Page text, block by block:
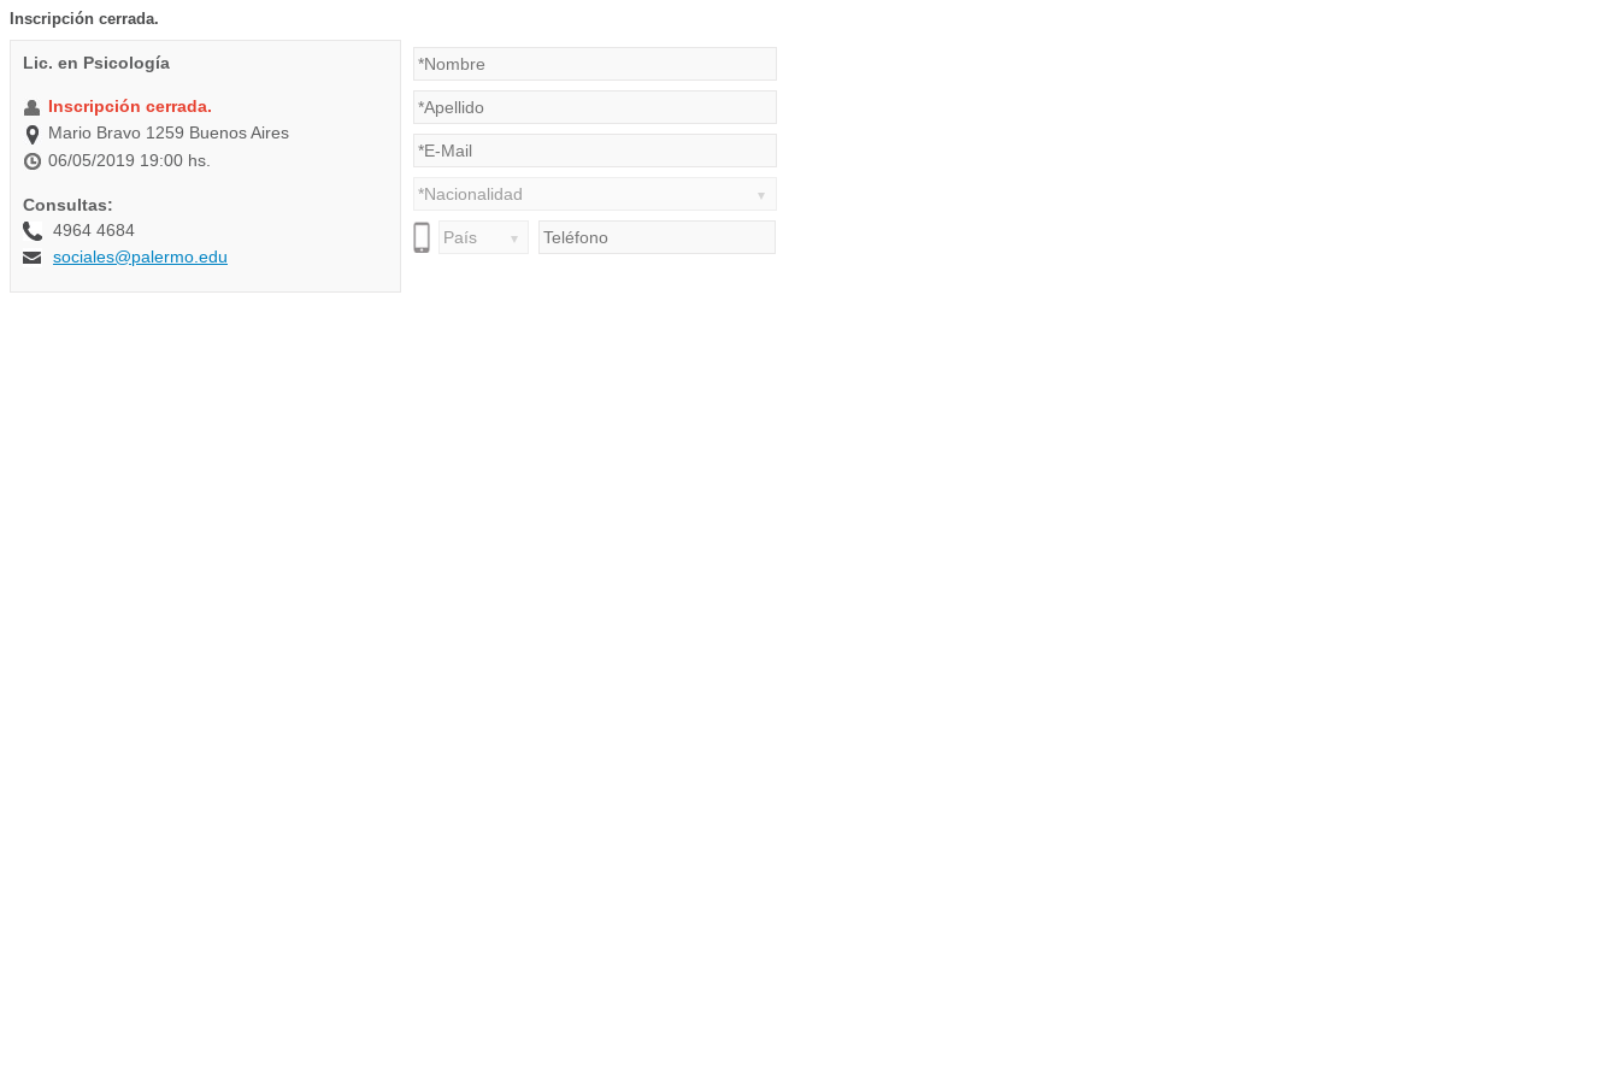
Inscripción cerrada.
Lic. en Psicología
Inscripción cerrada.
Mario Bravo 1259 Buenos Aires
06/05/2019 19:00 hs.
Consultas:
4964 4684
sociales@palermo.edu